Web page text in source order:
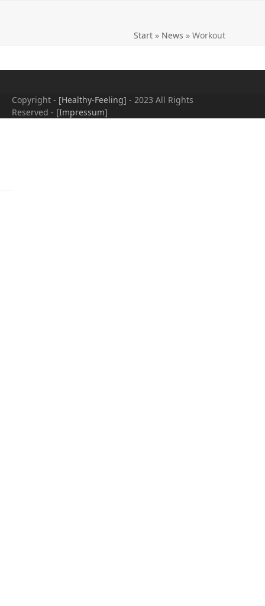
Start» News » Workout
Copyright - [Healthy-Feeling] - 2023 All Rights
Reserved - [Impressum]